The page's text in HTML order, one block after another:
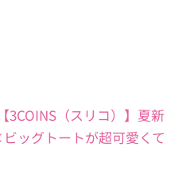
3COINS（スリコ）】夏新
ッグトートが超可愛くて